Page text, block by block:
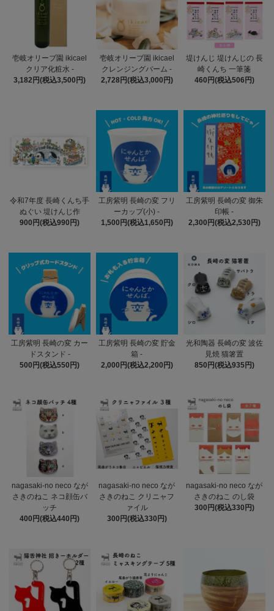
壱岐オリーブ園 ikicael
クリア化粧水 -
3,182円(税込3,500円)
壱岐オリーブ園 ikicael
クレンジングバーム -
2,728円(税込3,000円)
堤けんじ 堤けんじの 長
崎くんち 一筆箋
460円(税込506円)
令和7年度 長崎くんち手
ぬぐい 堤けんじ作
900円(税込990円)
工房紫明 長崎の変 フリ
ーカップ(小) -
1,500円(税込1,650円)
工房紫明 長崎の変 御朱
印帳 -
2,300円(税込2,530円)
工房紫明 長崎の変 カー
ドスタンド -
500円(税込550円)
工房紫明 長崎の変 貯金
箱 -
2,000円(税込2,200円)
光和陶器 長崎の変 波佐
見焼 猫箸置
850円(税込935円)
nagasaki-no neco なが
さきのねこ ネコ顔缶バ
ッチ
400円(税込440円)
nagasaki-no neco なが
さきのねこ クリニャフ
ァイル
300円(税込330円)
nagasaki-no neco なが
さきのねこ のし袋
300円(税込330円)